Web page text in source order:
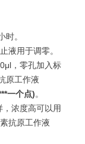
。
液用于调零。
，零孔加入标
原工作液
一个点)。
浓度高可以用
抗原工作液